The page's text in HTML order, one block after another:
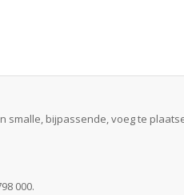
smalle, bijpassende, voeg te
000.